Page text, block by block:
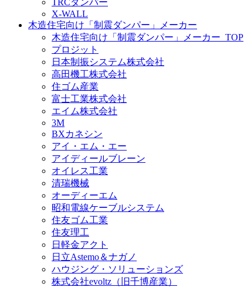
X-WALL
木造住宅向け「制震ダンパー」メーカー
木造住宅向け「制震ダンパー」メーカー_TOP
プロジット
日本制振システム株式会社
高田機工株式会社
住ゴム産業
富士工業株式会社
エイム株式会社
3M
BXカネシン
アイ・エム・エー
アイディールブレーン
オイレス工業
清瑞機械
オーディーエム
昭和電線ケーブルシステム
住友ゴム工業
住友理工
日軽金アクト
日立Astemo＆ナガノ
ハウジング・ソリューションズ
株式会社evoltz（旧千博産業）